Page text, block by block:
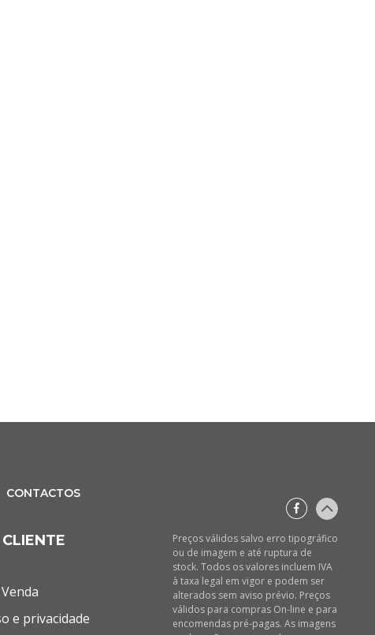
CONTACTOS
e privacidade
Preços válidos salvo erro tipográfico
ou de imagem e até ruptura de
stock. Todos os valores incluem IVA
à taxa legal em vigor e podem ser
alterados sem aviso prévio. Preços
válidos para compras On-line e para
encomendas pré-pagas. As imagens